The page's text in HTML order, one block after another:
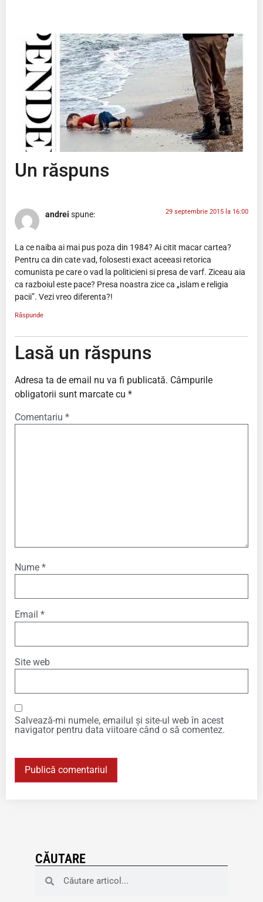
Un răspuns
andrei spune: 29 septembrie 2015 la 16:00
La ce naiba ai mai pus poza din 1984? Ai citit macar cartea?
Pentru ca din cate vad, folosesti exact aceeasi retorica
comunista pe care o vad la politicieni si presa de varf. Ziceau aia
ca razboiul este pace? Presa noastra zice ca „islam e religia
pacii”. Vezi vreo diferenta?!
Răspunde
Lasă un răspuns
Adresa ta de email nu va fi publicată. Câmpurile
obligatorii sunt marcate cu *
Comentariu *
Nume *
Email *
Site web
Salvează-mi numele, emailul și site-ul web în acest
navigator pentru data viitoare când o să comentez.
CĂUTARE